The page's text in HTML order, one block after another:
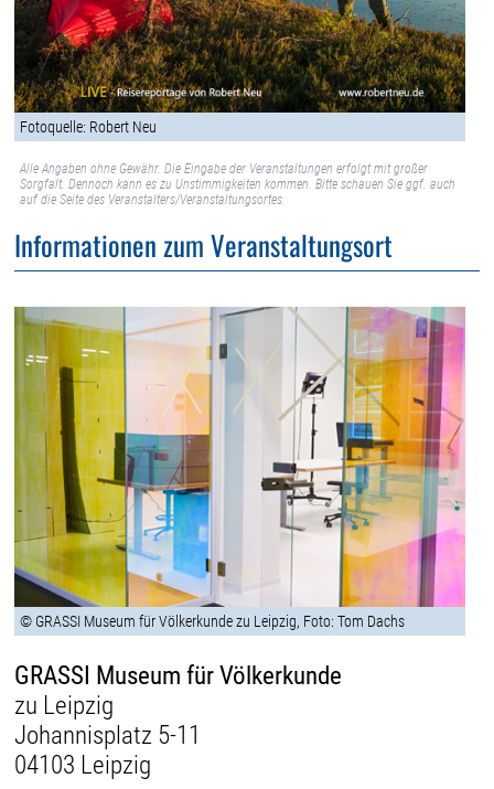
Fotoquelle: Robert Neu
Alle Angaben ohne Gewähr. Die Eingabe der Veranstaltungen erfolgt mit großer
Sorgfalt. Dennoch kann es zu Unstimmigkeiten kommen. Bitte schauen Sie ggf. auch
auf die Seite des Veranstalters/Veranstaltungsortes.
Informationen zum Veranstaltungsort
© GRASSI Museum für Völkerkunde zu Leipzig, Foto: Tom Dachs
GRASSI Museum für Völkerkunde
zu Leipzig
Johannisplatz 5-11
04103 Leipzig